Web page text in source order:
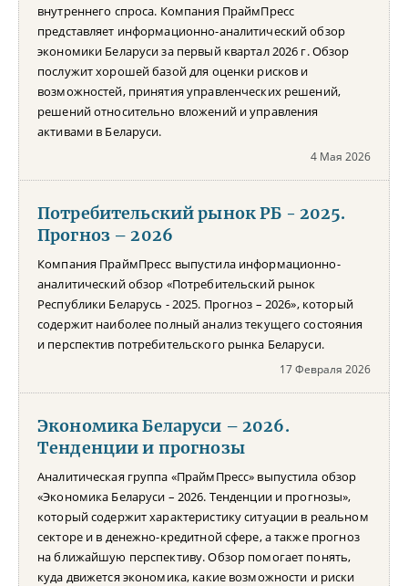
внутреннего спроса. Компания ПраймПресс
представляет информационно-аналитический обзор
экономики Беларуси за первый квартал 2026 г. Обзор
послужит хорошей базой для оценки рисков и
возможностей, принятия управленческих решений,
решений относительно вложений и управления
активами в Беларуси.
4 Мая 2026
Потребительский рынок РБ - 2025.
Прогноз – 2026
Компания ПраймПресс выпустила информационно-
аналитический обзор «Потребительский рынок
Республики Беларусь - 2025. Прогноз – 2026», который
содержит наиболее полный анализ текущего состояния
и перспектив потребительского рынка Беларуси.
17 Февраля 2026
Экономика Беларуси – 2026.
Тенденции и прогнозы
Аналитическая группа «ПраймПресс» выпустила обзор
«Экономика Беларуси – 2026. Тенденции и прогнозы»,
который содержит характеристику ситуации в реальном
секторе и в денежно-кредитной сфере, а также прогноз
на ближайшую перспективу. Обзор помогает понять,
куда движется экономика, какие возможности и риски